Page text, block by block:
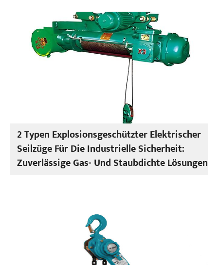
2 Typen Explosionsgeschützter Elektrischer
Seilzüge Für Die Industrielle Sicherheit:
Zuverlässige Gas- Und Staubdichte Lösungen